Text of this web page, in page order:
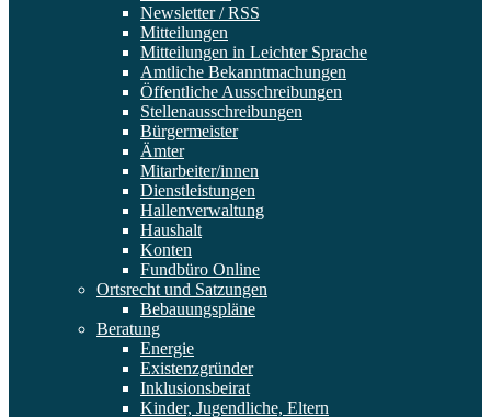
Newsletter / RSS
Mitteilungen
Mitteilungen in Leichter Sprache
Amtliche Bekanntmachungen
Öffentliche Ausschreibungen
Stellenausschreibungen
Bürgermeister
Ämter
Mitarbeiter/innen
Dienstleistungen
Hallenverwaltung
Haushalt
Konten
Fundbüro Online
Ortsrecht und Satzungen
Bebauungspläne
Beratung
Energie
Existenzgründer
Inklusionsbeirat
Kinder, Jugendliche, Eltern